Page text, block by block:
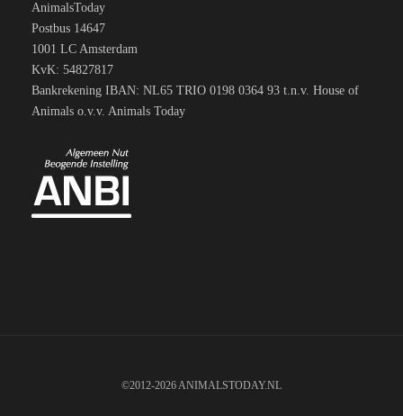
AnimalsToday
Postbus 14647
1001 LC Amsterdam
KvK: 54827817
Bankrekening IBAN: NL65 TRIO 0198 0364 93 t.n.v. House of
Animals o.v.v. Animals Today
©2012-2026 ANIMALSTODAY.NL